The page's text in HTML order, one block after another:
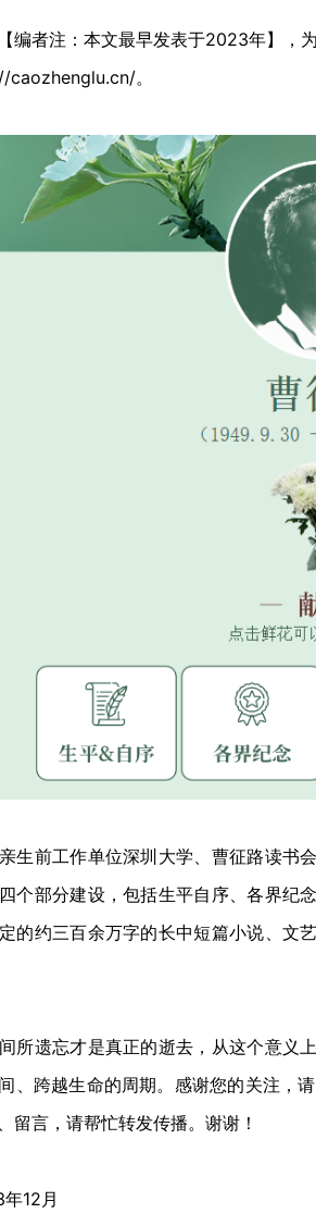
编者注：本文最早发表于2023年】，
caozhenglu.cn/。
生前工作单位深圳大学、曹征路读书
个部分建设，包括生平自序、各界纪
的约三百余万字的长中短篇小说、文
所遗忘才是真正的逝去，从这个意义
、跨越生命的周期。感谢您的关注，
留言，请帮忙转发传播。谢谢！
12月